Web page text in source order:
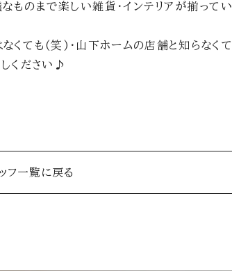
ものまで楽しい雑貨・インテリアが揃ってい
くても(笑)・山下ホームの店舗と知らなくて
ください♪
フ一覧に戻る